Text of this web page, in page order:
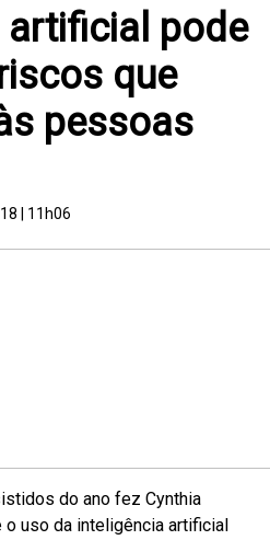
artificial pode
que
pessoas
| 11h06
do ano fez Cynthia
uso da inteligência artificial